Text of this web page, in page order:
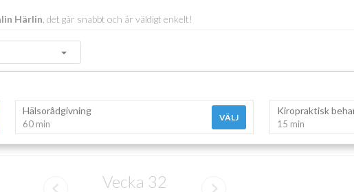
Härlin , det går snabbt och är väldigt enkelt!
Hälsorådgivning
60 min
VÄLJ
Kiropraktisk
15 min
Vecka 32